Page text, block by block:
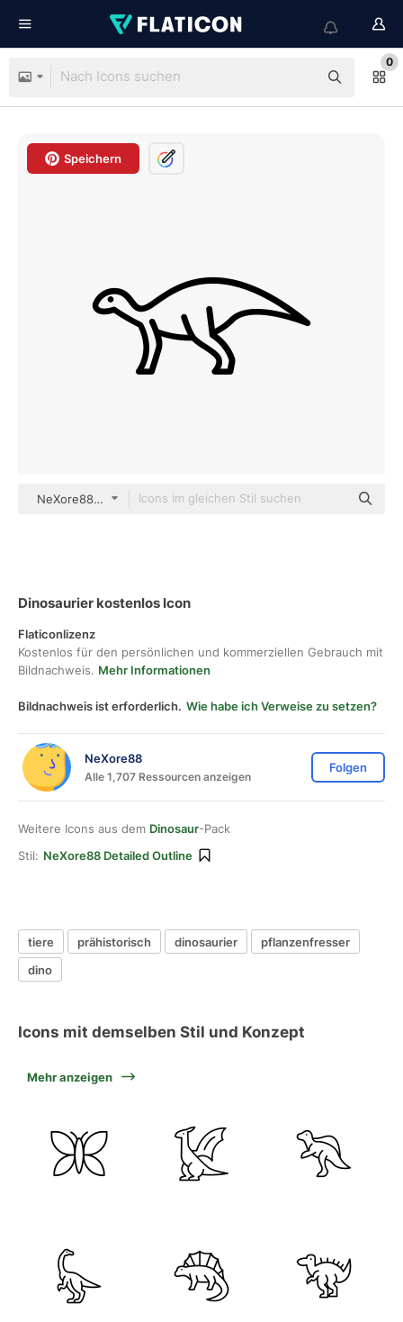
0
Speichern
NeXore88 Detailed Outline
Dinosaurier kostenlos Icon
Flaticonlizenz
Kostenlos für den persönlichen und kommerziellen Gebrauch mit
Bildnachweis. Mehr Informationen
Bildnachweis ist erforderlich. Wie habe ich Verweise zu setzen?
NeXore88
Alle 1,707 Ressourcen anzeigen
Folgen
Weitere Icons aus dem Dinosaur-Pack
Stil: NeXore88 Detailed Outline
tiere prähistorisch dinosaurier
pflanzenfresser
dino
Icons mit demselben Stil und Konzept
Mehr anzeigen